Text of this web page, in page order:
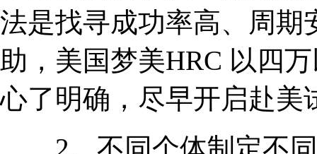
法是找寻成功率高、周期
助，美国梦美HRC 以四
心了明确，尽早开启赴美
2、不同个体制定不同